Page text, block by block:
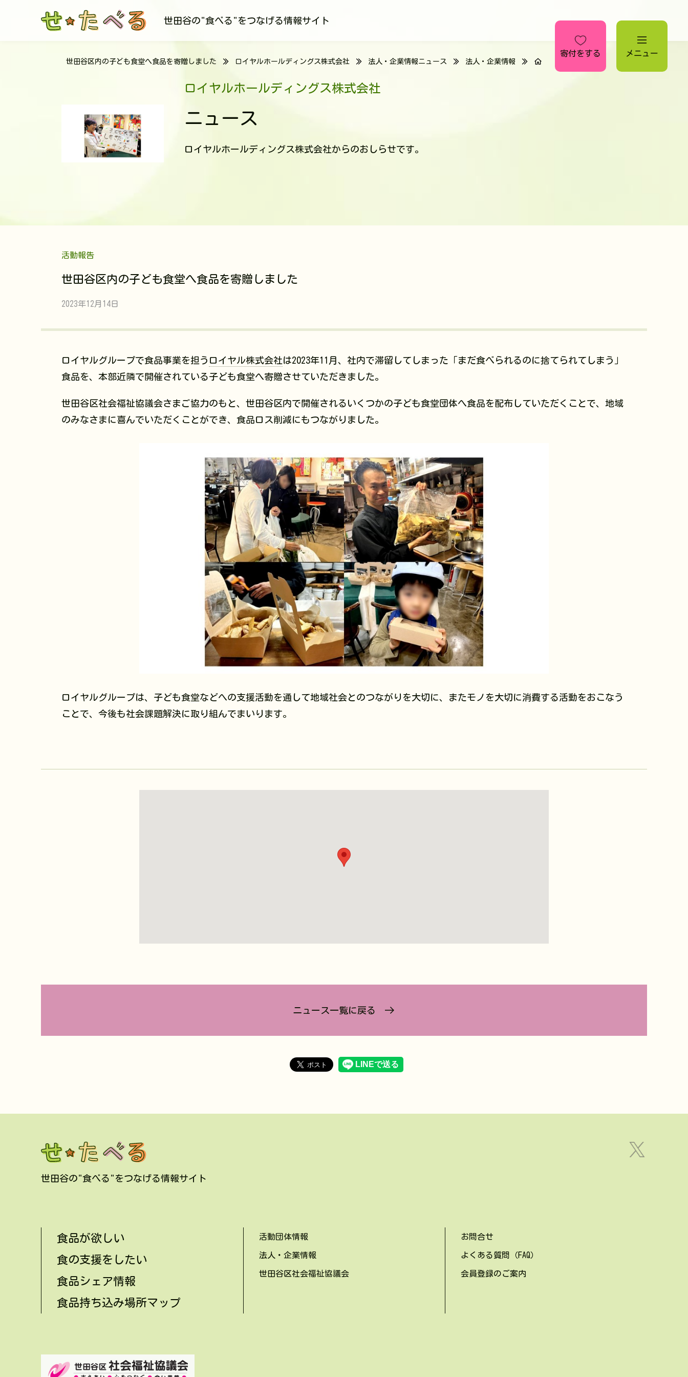
寄付をする メニュー
世田谷の"食べる"をつなげる情報サイト
法人・企業情報
法人・企業情報ニュース
ロイヤルホールディングス株式会社
世田谷区内の子ども食堂へ食品を寄贈しました
ロイヤルホールディングス株式会社
ニュース
ロイヤルホールディングス株式会社からのおしらせです。
活動報告
世田谷区内の子ども食堂へ食品を寄贈しました
2023年12月14日
ロイヤルグループで食品事業を担う ロイヤル株式会社は2023年11月、社内で滞留してしまった「まだ食べられるのに捨てられてしまう」
食品を、本部近隣で開催されている子ども食堂へ寄贈させていただきました。
世田谷区社会福祉協議会さまご協力のもと、世田谷区内で開催されるいくつかの子ども食堂団体へ食品を配布していただくことで、地域
のみなさまに喜んでいただくことができ、食品ロス削減にもつながりました。
ロイヤルグループは、子ども食堂などへの支援活動を通して地域社会とのつながりを大切に、またモノを大切に消費する活動をおこなう
ことで、今後も社会課題解決に取り組んでまいります。
ニュース一覧に戻る
世田谷の"食べる"をつなげる情報サイト
食品が欲しい
食の支援をしたい
食品シェア情報
食品持ち込み場所マップ
活動団体情報
法人・企業情報
世田谷区社会福祉協議会
お問合せ
よくある質問（FAQ）
会員登録のご案内